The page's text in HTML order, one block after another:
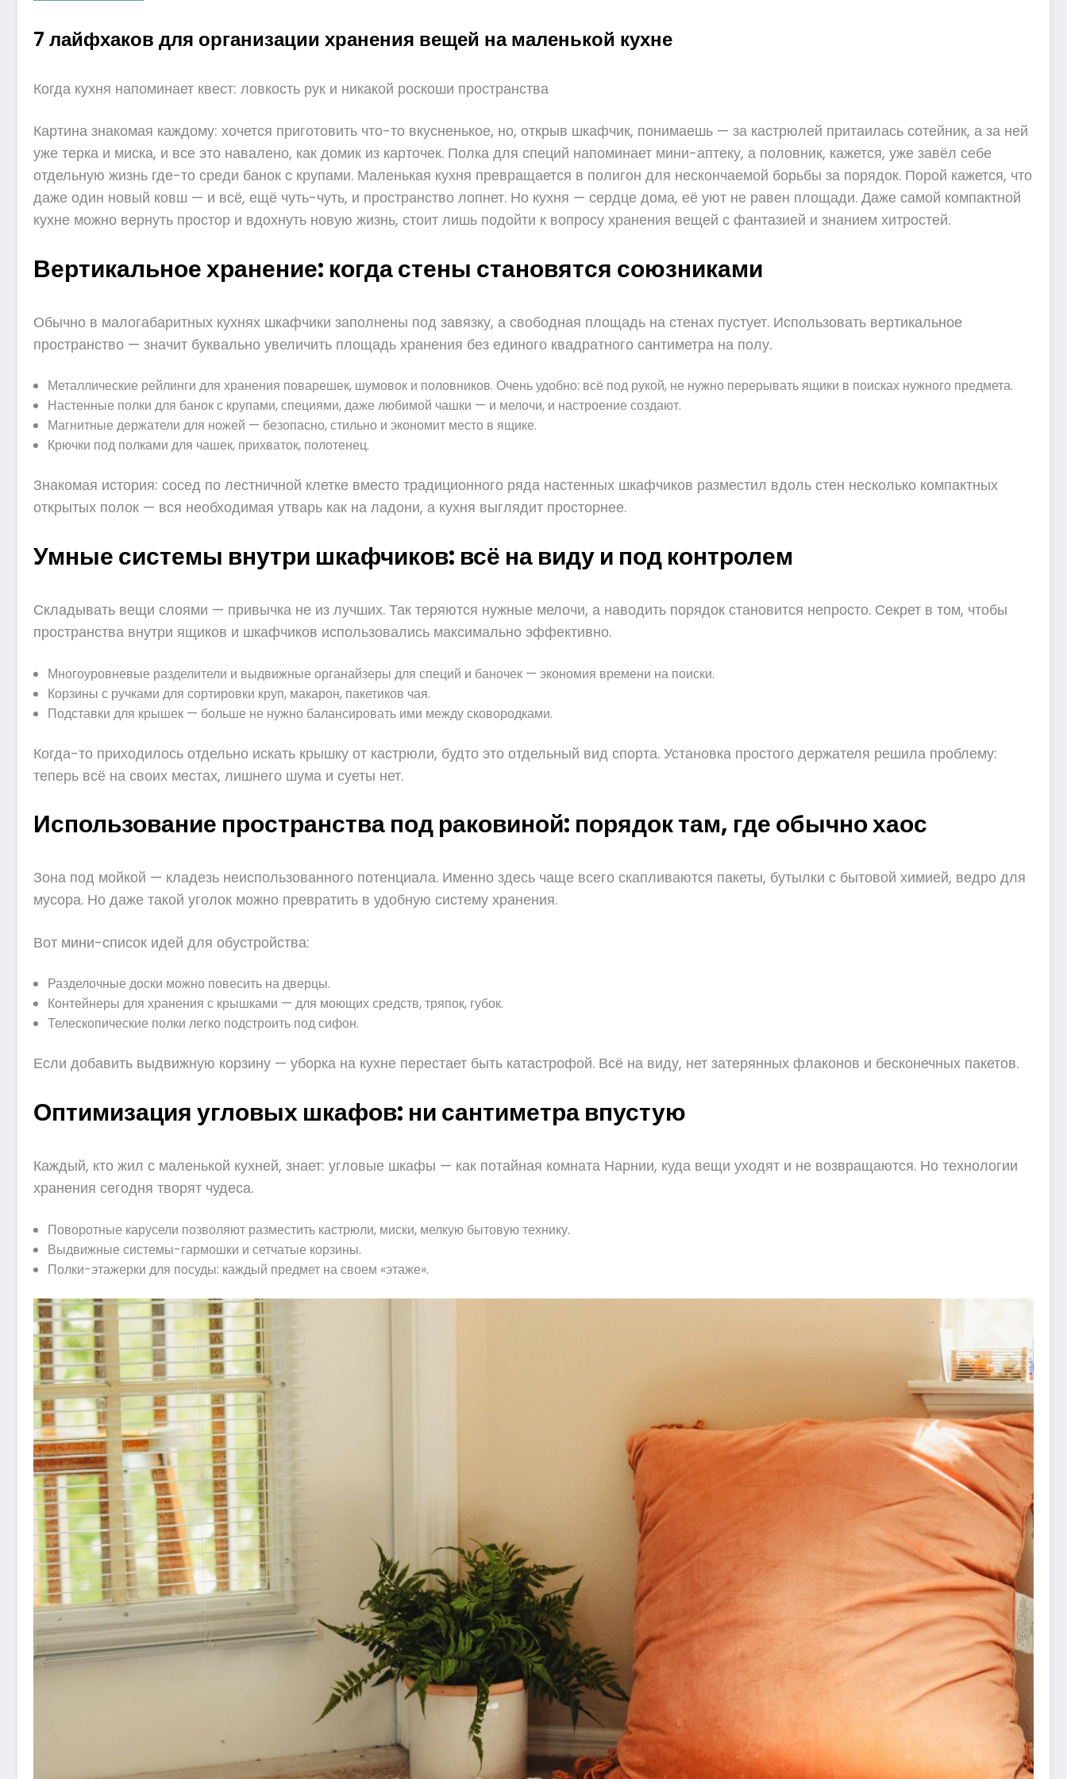
7 лайфхаков для организации хранения вещей на маленькой кухне
Когда кухня напоминает квест: ловкость рук и никакой роскоши пространства
Картина знакомая каждому: хочется приготовить что-то вкусненькое, но, открыв шкафчик, понимаешь — за кастрюлей притаилась сотейник, а за ней
уже терка и миска, и все это навалено, как домик из карточек. Полка для специй напоминает мини-аптеку, а половник, кажется, уже завёл себе
отдельную жизнь где-то среди банок с крупами. Маленькая кухня превращается в полигон для нескончаемой борьбы за порядок. Порой кажется, что
даже один новый ковш — и всё, ещё чуть-чуть, и пространство лопнет. Но кухня — сердце дома, её уют не равен площади. Даже самой компактной
кухне можно вернуть простор и вдохнуть новую жизнь, стоит лишь подойти к вопросу хранения вещей с фантазией и знанием хитростей.
Вертикальное хранение: когда стены становятся союзниками
Обычно в малогабаритных кухнях шкафчики заполнены под завязку, а свободная площадь на стенах пустует. Использовать вертикальное
пространство — значит буквально увеличить площадь хранения без единого квадратного сантиметра на полу.
Металлические рейлинги для хранения поварешек, шумовок и половников. Очень удобно: всё под рукой, не нужно перерывать ящики в поисках нужного предмета.
Настенные полки для банок с крупами, специями, даже любимой чашки — и мелочи, и настроение создают.
Магнитные держатели для ножей — безопасно, стильно и экономит место в ящике.
Крючки под полками для чашек, прихваток, полотенец.
Знакомая история: сосед по лестничной клетке вместо традиционного ряда настенных шкафчиков разместил вдоль стен несколько компактных
открытых полок — вся необходимая утварь как на ладони, а кухня выглядит просторнее.
Умные системы внутри шкафчиков: всё на виду и под контролем
Складывать вещи слоями — привычка не из лучших. Так теряются нужные мелочи, а наводить порядок становится непросто. Секрет в том, чтобы
пространства внутри ящиков и шкафчиков использовались максимально эффективно.
Многоуровневые разделители и выдвижные органайзеры для специй и баночек — экономия времени на поиски.
Корзины с ручками для сортировки круп, макарон, пакетиков чая.
Подставки для крышек — больше не нужно балансировать ими между сковородками.
Когда-то приходилось отдельно искать крышку от кастрюли, будто это отдельный вид спорта. Установка простого держателя решила проблему:
теперь всё на своих местах, лишнего шума и суеты нет.
Использование пространства под раковиной: порядок там, где обычно хаос
Зона под мойкой — кладезь неиспользованного потенциала. Именно здесь чаще всего скапливаются пакеты, бутылки с бытовой химией, ведро для
мусора. Но даже такой уголок можно превратить в удобную систему хранения.
Вот мини-список идей для обустройства:
Разделочные доски можно повесить на дверцы.
Контейнеры для хранения с крышками — для моющих средств, тряпок, губок.
Телескопические полки легко подстроить под сифон.
Если добавить выдвижную корзину — уборка на кухне перестает быть катастрофой. Всё на виду, нет затерянных флаконов и бесконечных пакетов.
Оптимизация угловых шкафов: ни сантиметра впустую
Каждый, кто жил с маленькой кухней, знает: угловые шкафы — как потайная комната Нарнии, куда вещи уходят и не возвращаются. Но технологии
хранения сегодня творят чудеса.
Поворотные карусели позволяют разместить кастрюли, миски, мелкую бытовую технику.
Выдвижные системы-гармошки и сетчатые корзины.
Полки-этажерки для посуды: каждый предмет на своем «этаже».